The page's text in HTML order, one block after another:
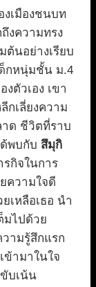
เมืองชนบท
งความทรง
ต้นอย่างเรียบ
กหนุ่มชั้น ม.4
ตัวเอง เขา
กเลี่ยงความ
าด ชีวิตที่ราบ
ด้พบกับ สึมุกิ
กิจในการ
ความใจดี
เหลือเธอ นำ
มไปด้วย
ามรู้สึกแรก
ามาในใจ
บเน้น